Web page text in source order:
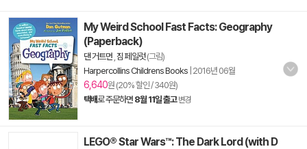
My Weird School Fast Facts: Geography
(Paperback)
댄 거트먼 짐 페일럿(그림)
Harpercollins Childrens Books 2016년 06월
6,640원 (20% 할인 / 340원)
택배로 주문하면 8월 11일 출고 변경
LEGO® Star Wars™: The Dark Lord (with D